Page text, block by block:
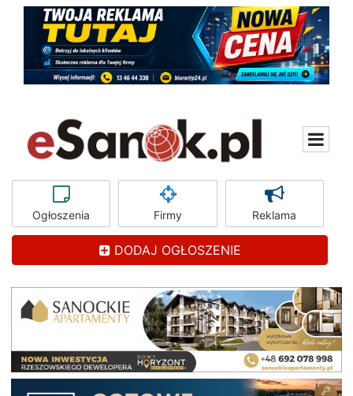
Ogłoszenia Firmy Reklama
DODAJ OGŁOSZENIE